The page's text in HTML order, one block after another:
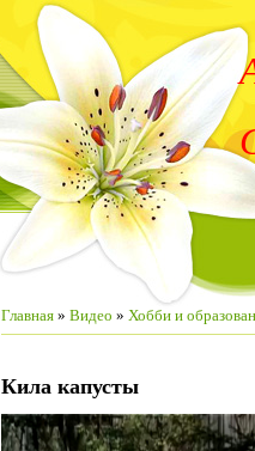
Главная » Видео » Хобби и
Кила капусты